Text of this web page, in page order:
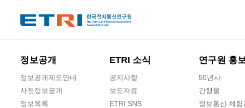
정보공개
정보공개제도안내
사전정보공개
정보목록
ETRI 소식
공지사항
보도자료
ETRI SNS
연구원 홍
50년사
간행물
정보통신 체험